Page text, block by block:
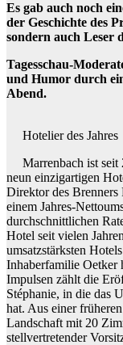
Es gab auch noch
der Geschichte des
sondern auch Leser
Tagesschau-
und Humor durch
Abend.
Hotelier des Jahres
Marrenbach ist
neun einzigartigen
Direktor des
einem Jahres-
durchschnittlichen
Hotel seit vielen
umsatzstärksten
Inhaberfamilie Oetker
Impulsen zählt die
Stéphanie, in die das
hat. Aus einer
Landschaft mit 20
stellvertretender